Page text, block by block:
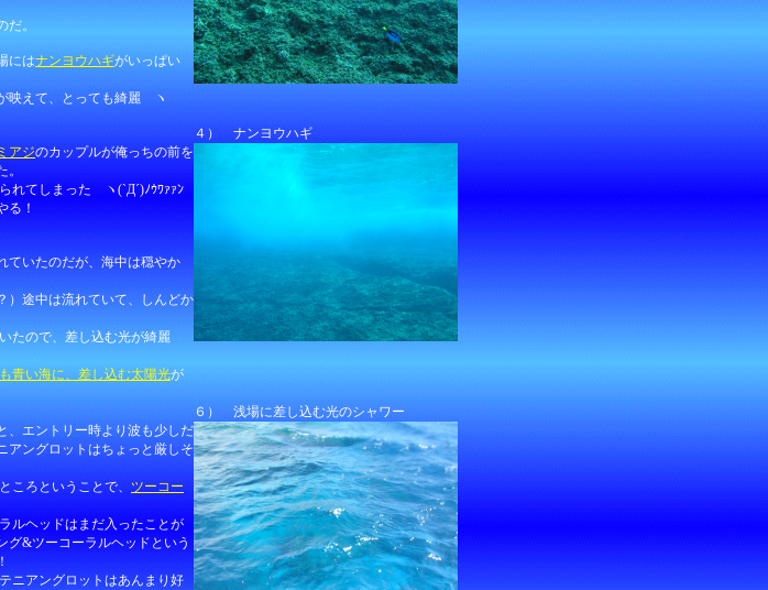
。
にはナンヨウハギがいっぱい
映えて、とっても綺麗 ヽ
４） ナンヨウハギ
アジのカップルが俺っちの前を
れてしまった ヽ(`Д´)ﾉｳﾜｧｧﾝ
る！
いたのだが、海中は穏やか
）途中は流れていて、しんどか
たので、差し込む光が綺麗
青い海に、差し込む太陽光が
６） 浅場に差し込む光のシャワー
エントリー時より波も少しだ
アングロットはちょっと厳しそ
ろということで、 ツーコー
ルヘッドはまだ入ったことが
グ&ツーコーラルヘッドという
アングロットはあんまり好